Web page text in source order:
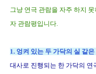
그냥 연극 관람을 자주 하지
자 관람평입니다.
1. 엉켜 있는 두 가닥의 실 같은
대사로 진행되는 한 가닥의 연